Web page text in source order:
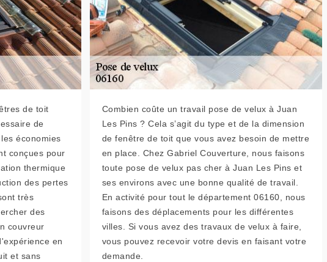
de toit
de
économies
conçues pour
thermique
des pertes
très
des
couvreur
en
et sans
Combien coûte un travail pose de velux à Juan
Les Pins ? Cela s’agit du type et de la dimension
de fenêtre de toit que vous avez besoin de mettre
en place. Chez Gabriel Couverture, nous faisons
toute pose de velux pas cher à Juan Les Pins et
ses environs avec une bonne qualité de travail.
En activité pour tout le département 06160, nous
faisons des déplacements pour les différentes
villes. Si vous avez des travaux de velux à faire,
vous pouvez recevoir votre devis en faisant votre
demande.